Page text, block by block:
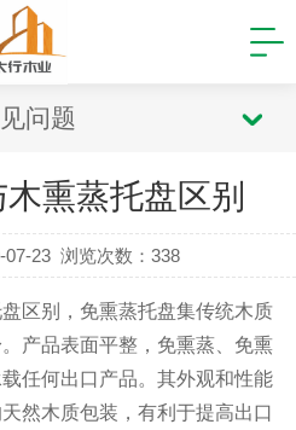
问题
熏蒸托盘区别
07-23 浏览次数：338
区别
，免熏蒸托盘集传统木质
产品表面平整，免熏蒸、免熏
任何出口产品。其外观和性能
然木质包装，有利于提高出口